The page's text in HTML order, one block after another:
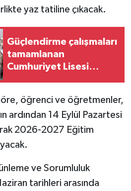
yaz tatiline çıkacak.
Güçlendirme çalışmaları
tamamlanan
Cumhuriyet Lisesi
öğrenci ve öğretmenler,
ardından 14 Eylül Pazartesi
2026-2027 Eğitim
ve Sorumluluk
tarihleri arasında